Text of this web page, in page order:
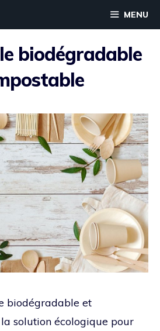
MENU
biodégradable
biodégradable et
la solution écologique pour